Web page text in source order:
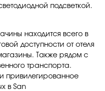
подсветкой.
находится всего в
доступности от отеля
Также рядом с
транспорта.
привилегированное
в San